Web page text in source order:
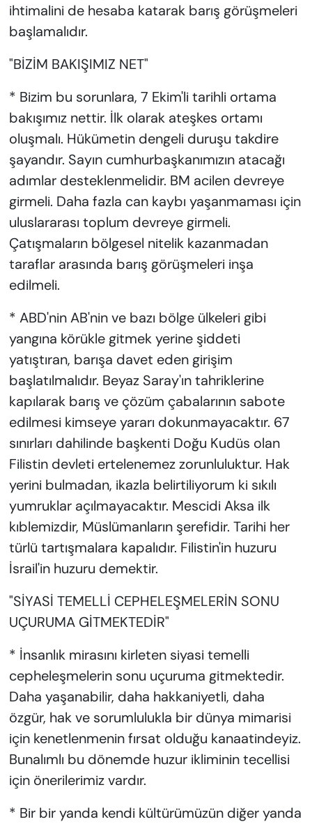
ihtimalini de hesaba katarak barış görüşmeleri
başlamalıdır.
"BİZİM BAKIŞIMIZ NET"
* Bizim bu sorunlara, 7 Ekim'li tarihli ortama
bakışımız nettir. İlk olarak ateşkes ortamı
oluşmalı. Hükümetin dengeli duruşu takdire
şayandır. Sayın cumhurbaşkanımızın atacağı
adımlar desteklenmelidir. BM acilen devreye
girmeli. Daha fazla can kaybı yaşanmaması için
uluslararası toplum devreye girmeli.
Çatışmaların bölgesel nitelik kazanmadan
taraflar arasında barış görüşmeleri inşa
edilmeli.
* ABD'nin AB'nin ve bazı bölge ülkeleri gibi
yangına körükle gitmek yerine şiddeti
yatıştıran, barışa davet eden girişim
başlatılmalıdır. Beyaz Saray'ın tahriklerine
kapılarak barış ve çözüm çabalarının sabote
edilmesi kimseye yararı dokunmayacaktır. 67
sınırları dahilinde başkenti Doğu Kudüs olan
Filistin devleti ertelenemez zorunluluktur. Hak
yerini bulmadan, ikazla belirtiliyorum ki sıkılı
yumruklar açılmayacaktır. Mescidi Aksa ilk
kıblemizdir, Müslümanların şerefidir. Tarihi her
türlü tartışmalara kapalıdır. Filistin'in huzuru
İsrail'in huzuru demektir.
"SİYASİ TEMELLİ CEPHELEŞMELERİN SONU
UÇURUMA GİTMEKTEDİR"
* İnsanlık mirasını kirleten siyasi temelli
cepheleşmelerin sonu uçuruma gitmektedir.
Daha yaşanabilir, daha hakkaniyetli, daha
özgür, hak ve sorumlulukla bir dünya mimarisi
için kenetlenmenin fırsat olduğu kanaatindeyiz.
Bunalımlı bu dönemde huzur ikliminin tecellisi
için önerilerimiz vardır.
* Bir bir yanda kendi kültürümüzün diğer yanda